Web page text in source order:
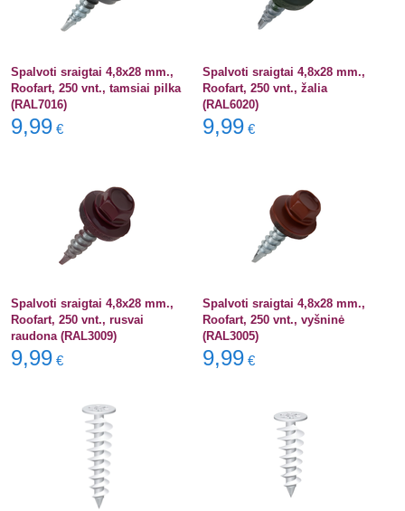
Spalvoti sraigtai 4,8x28 mm.,
Roofart, 250 vnt., tamsiai pilka
(RAL7016)
9,99 €
Spalvoti sraigtai 4,8x28 mm.,
Roofart, 250 vnt., žalia
(RAL6020)
9,99 €
Spalvoti sraigtai 4,8x28 mm.,
Roofart, 250 vnt., rusvai
raudona (RAL3009)
9,99 €
Spalvoti sraigtai 4,8x28 mm.,
Roofart, 250 vnt., vyšninė
(RAL3005)
9,99 €